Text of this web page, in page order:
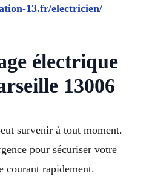
13.fr/electricien/
électrique
13006
survenir à tout moment.
pour sécuriser votre
courant rapidement.